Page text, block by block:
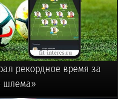
рекордное время за
шлема»